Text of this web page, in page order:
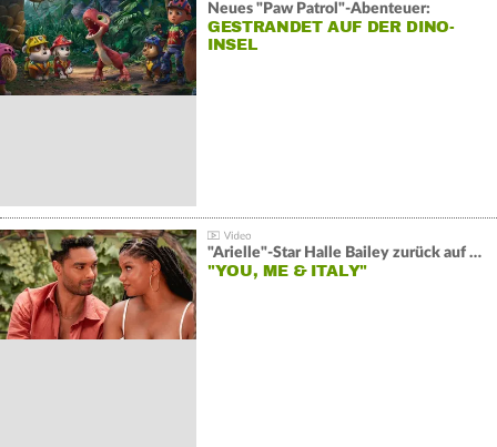
Neues "Paw Patrol"-Abenteuer:
GESTRANDET AUF DER DINO-
INSEL
"Arielle"-Star Halle Bailey zurück auf der Leinwand:
"YOU, ME & ITALY"